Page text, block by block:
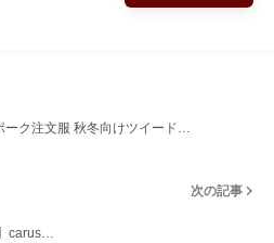
ーク注文服 秋冬向けツイード…
次の記事
carus…